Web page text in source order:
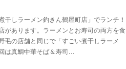
干しラーメン釣きん鶴屋町店」でランチ！
があります。ラーメンとお寿司の両方を食
毛の店舗と同じで「すごい煮干しラーメ
は真鯛中華そば＆寿司…